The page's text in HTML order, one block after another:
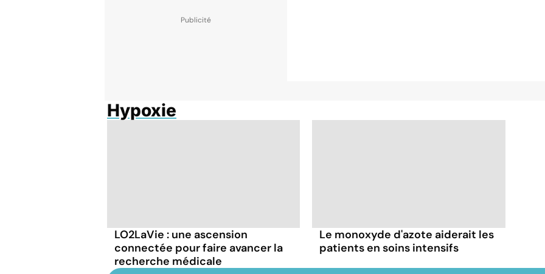
Hypoxie
LO2LaVie : une ascension
connectée pour faire avancer la
recherche médicale
Le monoxyde d'azote aiderait les
patients en soins intensifs